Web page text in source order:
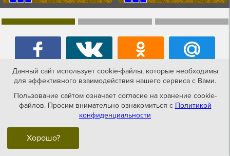
Игры похожие на Golden Axe
Данный сайт использует cookie-файлы, которые необходимы
для эффективного взаимодействия нашего сервиса с Вами.
Пользование сайтом означает согласие на хранение cookie-
файлов. Просим внимательно ознакомиться с Политикой
конфиденциальности
Хорошо?